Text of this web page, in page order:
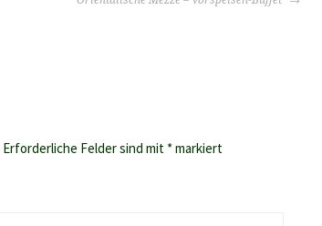
Erforderliche Felder sind mit *markiert